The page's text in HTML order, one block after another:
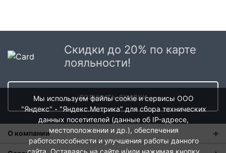
Скидки до 20% по карте
лояльности!
получить скидки
О компании
О нас
Мы используем файлы cookie и сервисы ООО
"Яндекс" - "Яндекс.Метрика" для сбора технических
данных посетителей (данные об IP-адресе,
местоположении и др.), обеспечения
работоспособности и улучшения работы данного
сайта. Оставаясь на сайте и/или нажимая кнопку